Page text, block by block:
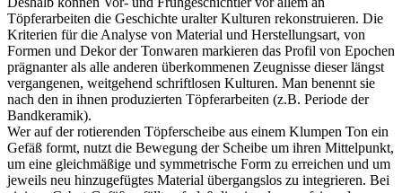
Töpferarbeiten die Geschichte uralter Kulturen rekonstruieren. Die
Kriterien für die Analyse von Material und Herstellungsart, von
Formen und Dekor der Tonwaren markieren das Profil von Epochen
prägnanter als alle anderen überkommenen Zeugnisse dieser längst
vergangenen, weitgehend schriftlosen Kulturen. Man benennt sie
nach den in ihnen produzierten Töpferarbeiten (z.B. Periode der
Bandkeramik).
Wer auf der rotierenden Töpferscheibe aus einem Klumpen Ton ein
Gefäß formt, nutzt die Bewegung der Scheibe um ihren Mittelpunkt,
um eine gleichmäßige und symmetrische Form zu erreichen und um
jeweils neu hinzugefügtes Material übergangslos zu integrieren. Bei